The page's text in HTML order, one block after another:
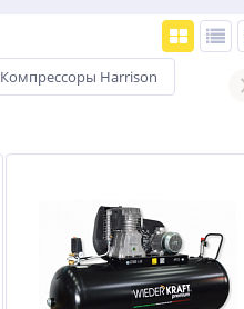
Компрессоры Harrison